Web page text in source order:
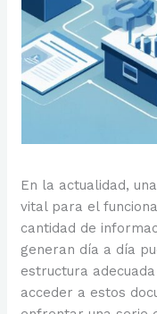
En la actualidad,
vital para el
cantidad de
generan día a día
estructura
acceder a estos